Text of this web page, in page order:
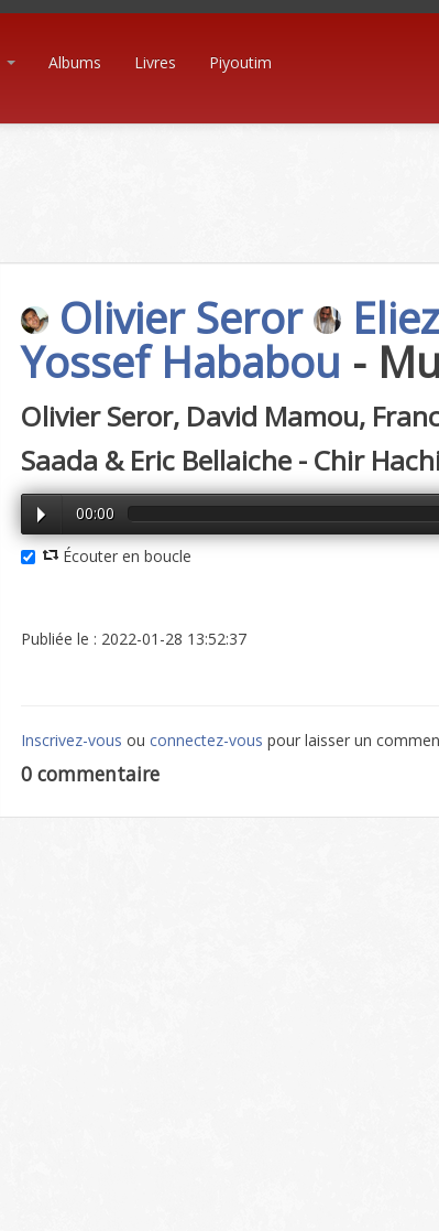
Albums Livres Piyoutim
Olivier Seror
Yossef Hababou -
Olivier Seror, David Mamou,
Saada & Eric Bellaiche - Chir
00:00
Écouter en boucle
Publiée le : 2022-01-28 13:52:37
Inscrivez-vous ouconnectez-vous pour laisser un
0 commentaire